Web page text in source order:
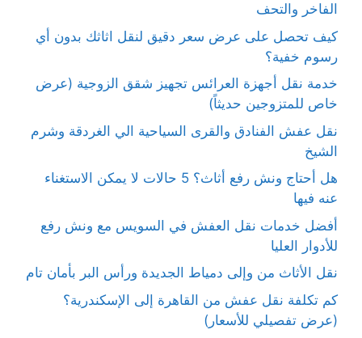
الفاخر والتحف
كيف تحصل على عرض سعر دقيق لنقل اثاثك بدون أي
رسوم خفية؟
خدمة نقل أجهزة العرائس تجهيز شقق الزوجية (عرض
خاص للمتزوجين حديثاً)
نقل عفش الفنادق والقرى السياحية الي الغردقة وشرم
الشيخ
هل أحتاج ونش رفع أثاث؟ 5 حالات لا يمكن الاستغناء
عنه فيها
أفضل خدمات نقل العفش في السويس مع ونش رفع
للأدوار العليا
نقل الأثاث من وإلى دمياط الجديدة ورأس البر بأمان تام
كم تكلفة نقل عفش من القاهرة إلى الإسكندرية؟
(عرض تفصيلي للأسعار)